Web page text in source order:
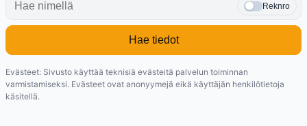
Reknro
Hae tiedot
Evästeet: Sivusto käyttää teknisiä evästeitä palvelun toiminnan
varmistamiseksi. Evästeet ovat anonyymejä eikä käyttäjän henkilötietoja
käsitellä.